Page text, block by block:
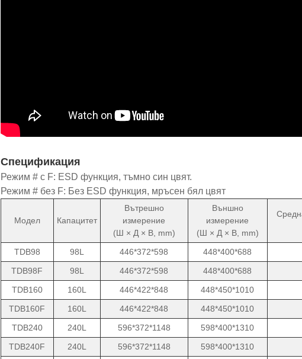
Спецификация
Режим # с F: ESD функция, тъмно син цвят.
Режим # без F: Без ESD функция, мръсен бял цвят
Модел Капацитет
Вътрешно
измерение
(Ш × Д × В, mm)
Външно
измерение
(Ш × Д × В, mm)
TDB98 98L 446*372*598 448*400*688
TDB98F
98L 446*372*598 448*400*688
TDB160
160L 446*422*848 448*450*1010
TDB160F
160L 446*422*848 448*450*1010
TDB240
240L 596*372*1148 598*400*1310
TDB240F
240L 596*372*1148 598*400*1310